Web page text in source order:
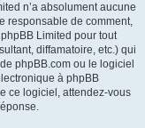
n’a absolument aucune
responsable de comment,
Limited pour tout
diffamatoire, etc.) qui
phpBB.com ou le logiciel
à phpBB
ce logiciel, attendez-vous